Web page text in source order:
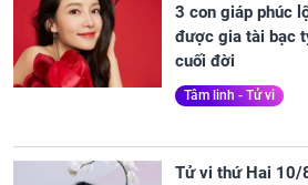
3 con giáp phúc
được gia tài bạc
cuối đời
Tâm linh - Tử vi
Tử vi thứ Hai